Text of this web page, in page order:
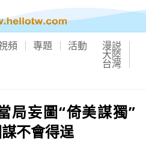
頻 專題 活動 漫説
大陸
台灣
局妄圖“倚美謀獨”
不會得逞